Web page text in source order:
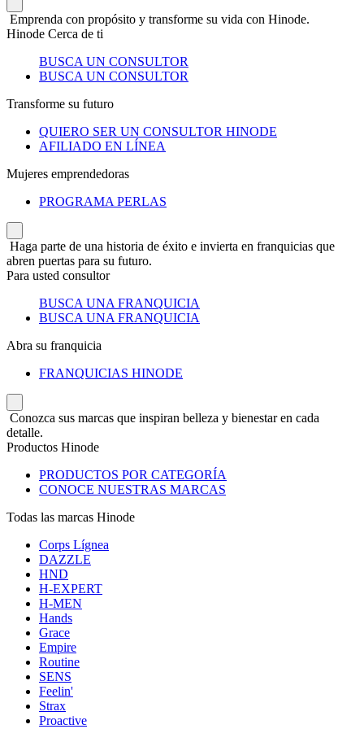
Emprenda con propósito y transforme su vida con Hinode.
Hinode Cerca de ti
BUSCA UN CONSULTOR
BUSCA UN CONSULTOR
Transforme su futuro
QUIERO SER UN CONSULTOR HINODE
AFILIADO EN LÍNEA
Mujeres emprendedoras
PROGRAMA PERLAS
Haga parte de una historia de éxito e invierta en franquicias que
abren puertas para su futuro.
Para usted consultor
BUSCA UNA FRANQUICIA
BUSCA UNA FRANQUICIA
Abra su franquicia
FRANQUICIAS HINODE
Conozca sus marcas que inspiran belleza y bienestar en cada
detalle.
Productos Hinode
PRODUCTOS POR CATEGORÍA
CONOCE NUESTRAS MARCAS
Todas las marcas Hinode
Corps Lígnea
DAZZLE
HND
H-EXPERT
H-MEN
Hands
Grace
Empire
Routine
SENS
Feelin'
Strax
Proactive